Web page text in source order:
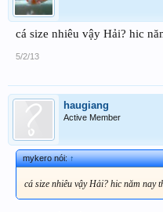
cá size nhiêu vậy Hải? hic
5/2/13
haugiang
Active Member
mykero nói:↑
cá size nhiêu vậy Hải? hic năm nay